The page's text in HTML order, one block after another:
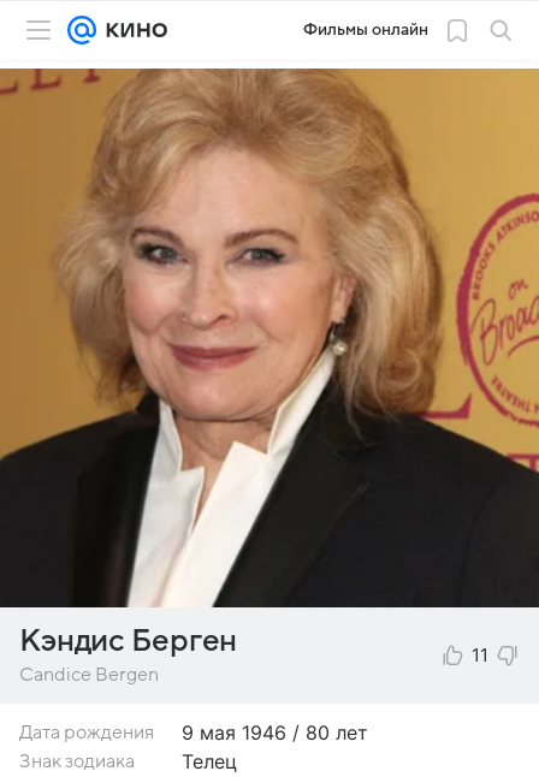
Фильмы онлайн
Кэндис Берген
Candice Bergen
11
Дата рождения 9 мая 1946 / 80 лет
Знак зодиака Телец